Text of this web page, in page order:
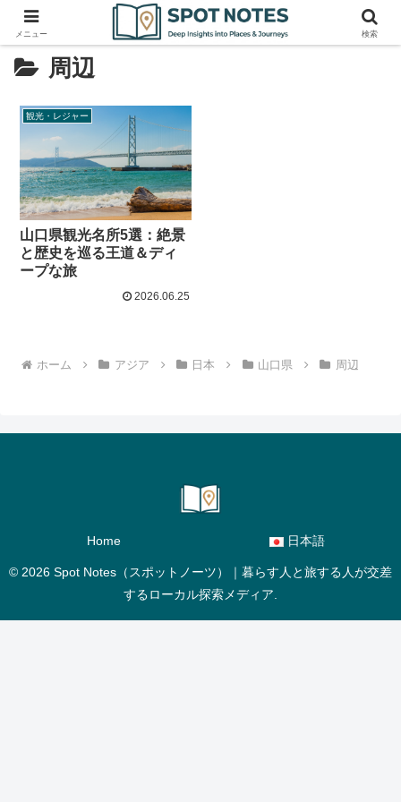
周辺
観光・レジャー
山口県観光名所5選：絶景
と歴史を巡る王道＆ディ
ープな旅
2026.06.25
ホーム アジア 日本 山口県 周辺
Home 日本語
© 2026 Spot Notes（スポットノーツ）｜暮らす人と旅する人が交差
するローカル探索メディア.
メニュー 検索